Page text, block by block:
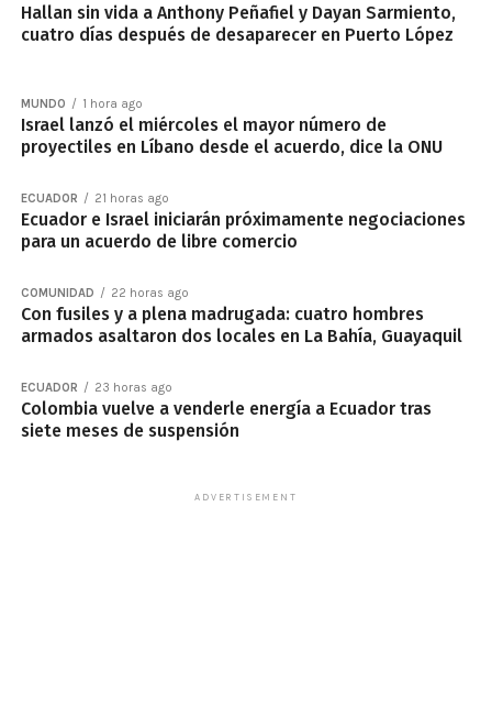
Hallan sin vida a Anthony Peñafiel y Dayan Sarmiento,
cuatro días después de desaparecer en Puerto López
MUNDO 1 hora ago
Israel lanzó el miércoles el mayor número de
proyectiles en Líbano desde el acuerdo, dice la ONU
ECUADOR 21 horas ago
Ecuador e Israel iniciarán próximamente negociaciones
para un acuerdo de libre comercio
COMUNIDAD 22 horas ago
Con fusiles y a plena madrugada: cuatro hombres
armados asaltaron dos locales en La Bahía, Guayaquil
ECUADOR 23 horas ago
Colombia vuelve a venderle energía a Ecuador tras
siete meses de suspensión
ADVERTISEMENT